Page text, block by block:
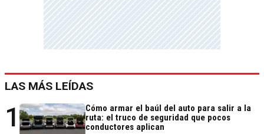
LAS MÁS LEÍDAS
1
Cómo armar el baúl del auto para salir a la
ruta: el truco de seguridad que pocos
conductores aplican